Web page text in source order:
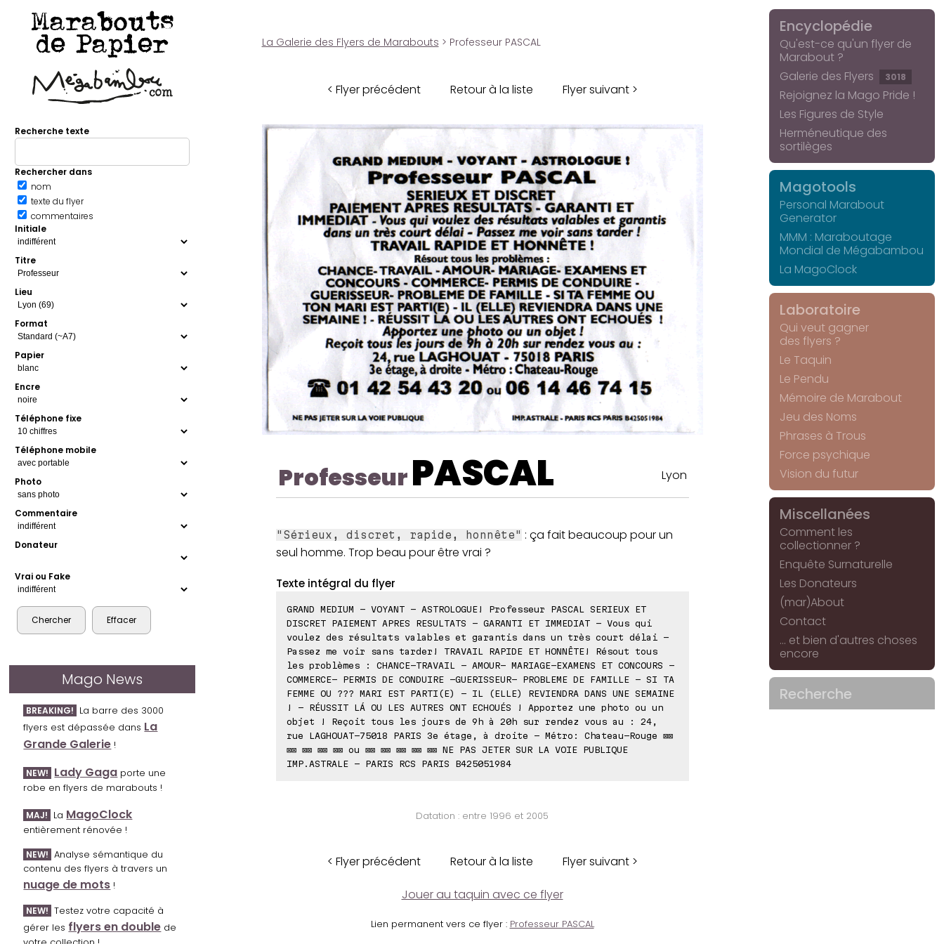
Marabouts
de Papier
Recherche texte
Rechercher dans
nom
texte du flyer
commentaires
Initiale
Titre
Lieu
Format
Papier
Encre
Téléphone fixe
Téléphone mobile
Photo
Commentaire
Donateur
Vrai ou Fake
Mago News
BREAKING! La barre des 3000
flyers est dépassée dans La
Grande Galerie !
NEW! Lady Gaga porte une
robe en flyers de marabouts !
MAJ! La MagoClock
entièrement rénovée !
NEW! Analyse sémantique du
contenu des flyers à travers un
nuage de mots !
NEW! Testez votre capacité à
gérer les flyers en double de
La Galerie des Flyers de Marabouts > Professeur PASCAL
< Flyer précédent Retour à la liste Flyer suivant >
ProfesseurPASCAL Lyon
"Sérieux, discret, rapide, honnête" : ça fait beaucoup pour un
seul homme. Trop beau pour être vrai ?
Texte intégral du flyer
GRAND MEDIUM - VOYANT - ASTROLOGUE! Professeur PASCAL SERIEUX ET
DISCRET PAIEMENT APRES RESULTATS - GARANTI ET IMMEDIAT - Vous qui
voulez des résultats valables et garantis dans un très court délai -
Passez me voir sans tarder! TRAVAIL RAPIDE ET HONNÊTE! Résout tous
les problèmes : CHANCE-TRAVAIL - AMOUR- MARIAGE-EXAMENS ET CONCOURS -
COMMERCE- PERMIS DE CONDUIRE -GUERISSEUR- PROBLEME DE FAMILLE - SI TA
FEMME OU ??? MARI EST PARTI(E) - IL (ELLE) REVIENDRA DANS UNE SEMAINE
! - RÉUSSIT LÁ OU LES AUTRES ONT ECHOUÉS ! Apportez une photo ou un
objet ! Reçoit tous les jours de 9h à 20h sur rendez vous au : 24,
rue LAGHOUAT-75018 PARIS 3e étage, à droite - Métro: Chateau-Rouge ⊠⊠
⊠⊠ ⊠⊠ ⊠⊠ ⊠⊠ ou ⊠⊠ ⊠⊠ ⊠⊠ ⊠⊠ ⊠⊠ NE PAS JETER SUR LA VOIE PUBLIQUE
IMP.ASTRALE - PARIS RCS PARIS B425051984
Datation : entre 1996 et 2005
< Flyer précédent Retour à la liste Flyer suivant >
Jouer au taquin avec ce flyer
Lien permanent vers ce flyer : Professeur PASCAL
Encyclopédie
Qu'est-ce qu'un flyer de
Marabout ?
Galerie des Flyers
3018
Rejoignez la Mago Pride !
Les Figures de Style
Herméneutique des
sortilèges
Magotools
Personal Marabout
Generator
MMM : Maraboutage
Mondial de Mégabambou
La MagoClock
Laboratoire
Qui veut gagner
des flyers ?
Le Taquin
Le Pendu
Mémoire de Marabout
Jeu des Noms
Phrases à Trous
Force psychique
Vision du futur
Miscellanées
Comment les
collectionner ?
Enquête Surnaturelle
Les Donateurs
(mar)About
Contact
... et bien d'autres choses
encore
Recherche